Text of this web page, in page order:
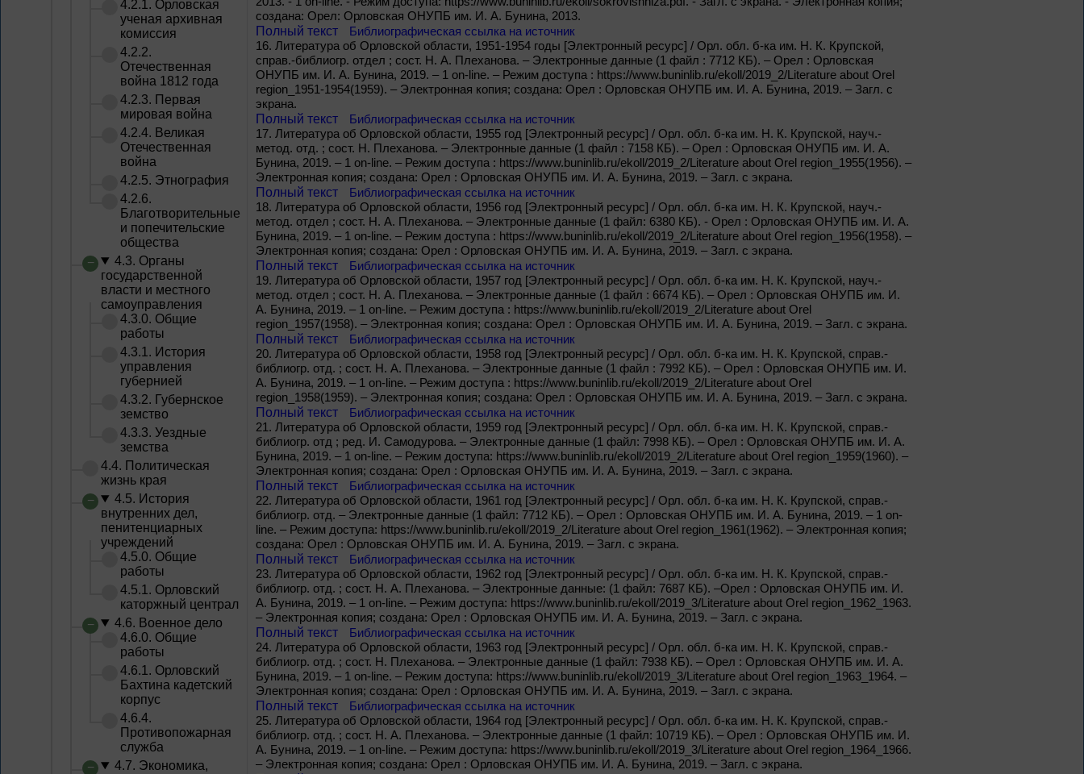
4.2.1. Орловская
ученая архивная
комиссия
4.2.2.
Отечественная
война 1812 года
4.2.3. Первая
мировая война
4.2.4. Великая
Отечественная
война
4.2.5. Этнография
4.2.6.
Благотворительные
и попечительские
общества
4.3. Органы
государственной
власти и местного
самоуправления
4.3.0. Общие
работы
4.3.1. История
управления
губернией
4.3.2. Губернское
земство
4.3.3. Уездные
земства
4.4. Политическая
жизнь края
4.5. История
внутренних дел,
пенитенциарных
учреждений
4.5.0. Общие
работы
4.5.1. Орловский
каторжный централ
4.6. Военное дело
4.6.0. Общие
работы
4.6.1. Орловский
Бахтина кадетский
корпус
4.6.4.
Противопожарная
служба
4.7. Экономика,
создана: Орел: Орловская ОНУПБ им. И. А. Бунина, 2013.
Полный текст
Библиографическая ссылка на источник
16. Литература об Орловской области, 1951-1954 годы [Электронный ресурс] / Орл. обл. б-ка им. Н. К. Крупской,
справ.-библиогр. отдел ; сост. Н. А. Плеханова. – Электронные данные (1 файл : 7712 КБ). – Орел : Орловская
ОНУПБ им. И. А. Бунина, 2019. – 1 on-line. – Режим доступа : https://www.buninlib.ru/ekoll/2019_2/Literature about Orel
region_1951-1954(1959). – Электронная копия; создана: Орел : Орловская ОНУПБ им. И. А. Бунина, 2019. – Загл. с
экрана.
Полный текст
Библиографическая ссылка на источник
17. Литература об Орловской области, 1955 год [Электронный ресурс] / Орл. обл. б-ка им. Н. К. Крупской, науч.-
метод. отд. ; сост. Н. Плеханова. – Электронные данные (1 файл : 7158 КБ). – Орел : Орловская ОНУПБ им. И. А.
Бунина, 2019. – 1 on-line. – Режим доступа : https://www.buninlib.ru/ekoll/2019_2/Literature about Orel region_1955(1956). –
Электронная копия; создана: Орел : Орловская ОНУПБ им. И. А. Бунина, 2019. – Загл. с экрана.
Полный текст
Библиографическая ссылка на источник
18. Литература об Орловской области, 1956 год [Электронный ресурс] / Орл. обл. б-ка им. Н. К. Крупской, науч.-
метод. отдел ; сост. Н. А. Плеханова. – Электронные данные (1 файл: 6380 КБ). - Орел : Орловская ОНУПБ им. И. А.
Бунина, 2019. – 1 on-line. – Режим доступа : https://www.buninlib.ru/ekoll/2019_2/Literature about Orel region_1956(1958). –
Электронная копия; создана: Орел : Орловская ОНУПБ им. И. А. Бунина, 2019. – Загл. с экрана.
Полный текст
Библиографическая ссылка на источник
19. Литература об Орловской области, 1957 год [Электронный ресурс] / Орл. обл. б-ка им. Н. К. Крупской, науч.-
метод. отдел ; сост. Н. А. Плеханова. – Электронные данные (1 файл : 6674 КБ). – Орел : Орловская ОНУПБ им. И.
А. Бунина, 2019. – 1 on-line. – Режим доступа : https://www.buninlib.ru/ekoll/2019_2/Literature about Orel
region_1957(1958). – Электронная копия; создана: Орел : Орловская ОНУПБ им. И. А. Бунина, 2019. – Загл. с экрана.
Полный текст
Библиографическая ссылка на источник
20. Литература об Орловской области, 1958 год [Электронный ресурс] / Орл. обл. б-ка им. Н. К. Крупской, справ.-
библиогр. отд. ; сост. Н. А. Плеханова. – Электронные данные (1 файл : 7992 КБ). – Орел : Орловская ОНУПБ им. И.
А. Бунина, 2019. – 1 on-line. – Режим доступа : https://www.buninlib.ru/ekoll/2019_2/Literature about Orel
region_1958(1959). – Электронная копия; создана: Орел : Орловская ОНУПБ им. И. А. Бунина, 2019. – Загл. с экрана.
Полный текст
Библиографическая ссылка на источник
21. Литература об Орловской области, 1959 год [Электронный ресурс] / Орл. обл. б-ка им. Н. К. Крупской, справ.-
библиогр. отд ; ред. И. Самодурова. – Электронные данные (1 файл: 7998 КБ). – Орел : Орловская ОНУПБ им. И. А.
Бунина, 2019. – 1 on-line. – Режим доступа: https://www.buninlib.ru/ekoll/2019_2/Literature about Orel region_1959(1960). –
Электронная копия; создана: Орел : Орловская ОНУПБ им. И. А. Бунина, 2019. – Загл. с экрана.
Полный текст
Библиографическая ссылка на источник
22. Литература об Орловской области, 1961 год [Электронный ресурс] / Орл. обл. б-ка им. Н. К. Крупской, справ.-
библиогр. отд. – Электронные данные (1 файл: 7712 КБ). – Орел : Орловская ОНУПБ им. И. А. Бунина, 2019. – 1 on-
line. – Режим доступа: https://www.buninlib.ru/ekoll/2019_2/Literature about Orel region_1961(1962). – Электронная копия;
создана: Орел : Орловская ОНУПБ им. И. А. Бунина, 2019. – Загл. с экрана.
Полный текст
Библиографическая ссылка на источник
23. Литература об Орловской области, 1962 год [Электронный ресурс] / Орл. обл. б-ка им. Н. К. Крупской, справ.-
библиогр. отд. ; сост. Н. А. Плеханова. – Электронные данные: (1 файл: 7687 КБ). –Орел : Орловская ОНУПБ им. И.
А. Бунина, 2019. – 1 on-line. – Режим доступа: https://www.buninlib.ru/ekoll/2019_3/Literature about Orel region_1962_1963.
– Электронная копия; создана: Орел : Орловская ОНУПБ им. И. А. Бунина, 2019. – Загл. с экрана.
Полный текст
Библиографическая ссылка на источник
24. Литература об Орловской области, 1963 год [Электронный ресурс] / Орл. обл. б-ка им. Н. К. Крупской, справ.-
библиогр. отд. ; сост. Н. Плеханова. – Электронные данные (1 файл: 7938 КБ). – Орел : Орловская ОНУПБ им. И. А.
Бунина, 2019. – 1 on-line. – Режим доступа: https://www.buninlib.ru/ekoll/2019_3/Literature about Orel region_1963_1964. –
Электронная копия; создана: Орел : Орловская ОНУПБ им. И. А. Бунина, 2019. – Загл. с экрана.
Полный текст
Библиографическая ссылка на источник
25. Литература об Орловской области, 1964 год [Электронный ресурс] / Орл. обл. б-ка им. Н. К. Крупской, справ.-
библиогр. отд. ; сост. Н. А. Плеханова. – Электронные данные (1 файл: 10719 КБ). – Орел : Орловская ОНУПБ им. И.
А. Бунина, 2019. – 1 on-line. – Режим доступа: https://www.buninlib.ru/ekoll/2019_3/Literature about Orel region_1964_1966.
– Электронная копия; создана: Орел : Орловская ОНУПБ им. И. А. Бунина, 2019. – Загл. с экрана.